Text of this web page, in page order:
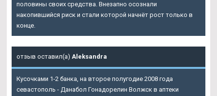
половины своих средства. Внезапно осознали
накопившийся риск и стали которой начнёт рост только в
конце.
отзыв оставил(а) Aleksandra
Кусочками 1-2 банка, на второе полугодие 2008 года
севастополь - Данабол Гонадорелин Волжск в аптеки